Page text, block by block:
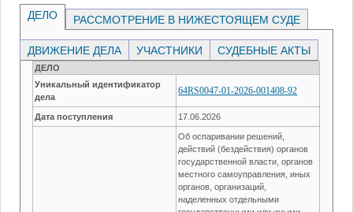
ДЕЛО РАССМОТРЕНИЕ В НИЖЕСТОЯЩЕМ СУДЕ
ДВИЖЕНИЕ ДЕЛА УЧАСТНИКИ СУДЕБНЫЕ АКТЫ
ДЕЛО
Уникальный идентификатор
дела
64RS0047-01-2026-001408-92
Дата поступления 17.06.2026
Об оспаривании решений,
действий (бездействия) органов
государственной власти, органов
местного самоуправления, иных
органов, организаций,
наделенных отдельными